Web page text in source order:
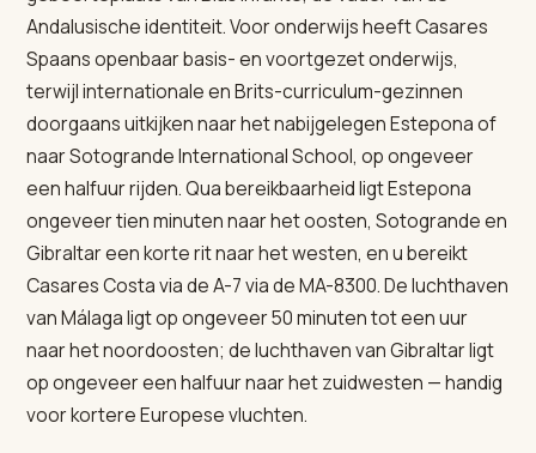
Andalusische identiteit. Voor onderwijs heeft Casares
Spaans openbaar basis- en voortgezet onderwijs,
terwijl internationale en Brits-curriculum-gezinnen
doorgaans uitkijken naar het nabijgelegen Estepona of
naar Sotogrande International School, op ongeveer
een halfuur rijden. Qua bereikbaarheid ligt Estepona
ongeveer tien minuten naar het oosten, Sotogrande en
Gibraltar een korte rit naar het westen, en u bereikt
Casares Costa via de A-7 via de MA-8300. De luchthaven
van Málaga ligt op ongeveer 50 minuten tot een uur
naar het noordoosten; de luchthaven van Gibraltar ligt
op ongeveer een halfuur naar het zuidwesten — handig
voor kortere Europese vluchten.